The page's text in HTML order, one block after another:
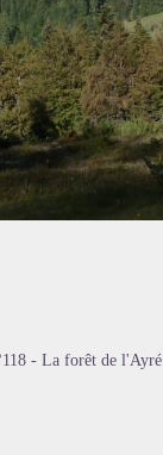
- La forêt de l'Ayré